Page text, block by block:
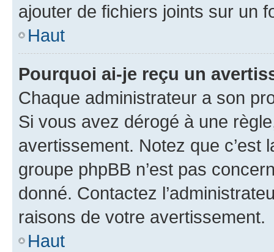
ajouter de fichiers joints sur un
Haut
Pourquoi ai-je reçu un
Chaque administrateur a son
Si vous avez dérogé à une
avertissement. Notez que c’est
groupe phpBB n’est pas
donné. Contactez
raisons de votre avertissement.
Haut